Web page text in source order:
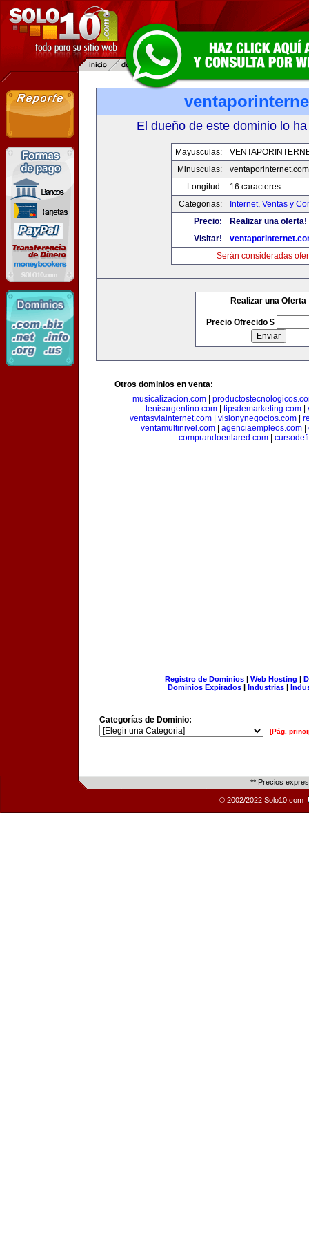
El dueño de este dominio lo
Mayusculas:
Minusculas:
ventaporinternet.com
Longitud:
16 caracteres
Categorias:
Internet, Ventas y
Precio:
Realizar una oferta!
Visitar!
Serán consideradas
Realizar una Oferta
Precio Ofrecido $
Otros dominios en venta:
musicalizacion.com|
tenisargentino.com
tipsdemarketing.com
ventasviainternet.com
visionynegocios.com
ventamultinivel.com| agenciaempleos.com|
comprandoenlared.com|
Registro de Dominios| Web Hosting |
Dominios Expirados | Industrias |
Categorías de Dominio:
[Pág.
** Precios
© 2002/2022 Solo10.com